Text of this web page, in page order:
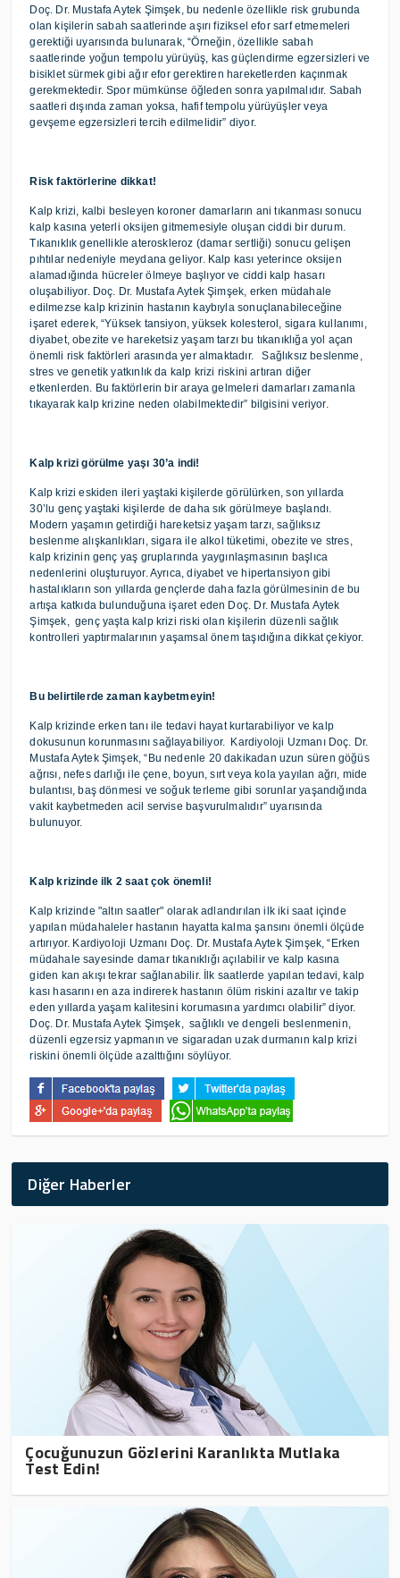
Doç. Dr. Mustafa Aytek Şimşek, bu nedenle özellikle risk grubunda
olan kişilerin sabah saatlerinde aşırı fiziksel efor sarf etmemeleri
gerektiği uyarısında bulunarak, “Örneğin, özellikle sabah
saatlerinde yoğun tempolu yürüyüş, kas güçlendirme egzersizleri ve
bisiklet sürmek gibi ağır efor gerektiren hareketlerden kaçınmak
gerekmektedir. Spor mümkünse öğleden sonra yapılmalıdır. Sabah
saatleri dışında zaman yoksa, hafif tempolu yürüyüşler veya
gevşeme egzersizleri tercih edilmelidir” diyor.
Risk faktörlerine dikkat!
Kalp krizi, kalbi besleyen koroner damarların ani tıkanması sonucu
kalp kasına yeterli oksijen gitmemesiyle oluşan ciddi bir durum.
Tıkanıklık genellikle ateroskleroz (damar sertliği) sonucu gelişen
pıhtılar nedeniyle meydana geliyor. Kalp kası yeterince oksijen
alamadığında hücreler ölmeye başlıyor ve ciddi kalp hasarı
oluşabiliyor. Doç. Dr. Mustafa Aytek Şimşek, erken müdahale
edilmezse kalp krizinin hastanın kaybıyla sonuçlanabileceğine
işaret ederek, “Yüksek tansiyon, yüksek kolesterol, sigara kullanımı,
diyabet, obezite ve hareketsiz yaşam tarzı bu tıkanıklığa yol açan
önemli risk faktörleri arasında yer almaktadır. Sağlıksız beslenme,
stres ve genetik yatkınlık da kalp krizi riskini artıran diğer
etkenlerden. Bu faktörlerin bir araya gelmeleri damarları zamanla
tıkayarak kalp krizine neden olabilmektedir” bilgisini veriyor.
Kalp krizi görülme yaşı 30’a indi!
Kalp krizi eskiden ileri yaştaki kişilerde görülürken, son yıllarda
30’lu genç yaştaki kişilerde de daha sık görülmeye başlandı.
Modern yaşamın getirdiği hareketsiz yaşam tarzı, sağlıksız
beslenme alışkanlıkları, sigara ile alkol tüketimi, obezite ve stres,
kalp krizinin genç yaş gruplarında yaygınlaşmasının başlıca
nedenlerini oluşturuyor. Ayrıca, diyabet ve hipertansiyon gibi
hastalıkların son yıllarda gençlerde daha fazla görülmesinin de bu
artışa katkıda bulunduğuna işaret eden Doç. Dr. Mustafa Aytek
Şimşek, genç yaşta kalp krizi riski olan kişilerin düzenli sağlık
kontrolleri yaptırmalarının yaşamsal önem taşıdığına dikkat çekiyor.
Bu belirtilerde zaman kaybetmeyin!
Kalp krizinde erken tanı ile tedavi hayat kurtarabiliyor ve kalp
dokusunun korunmasını sağlayabiliyor. Kardiyoloji Uzmanı Doç. Dr.
Mustafa Aytek Şimşek, “Bu nedenle 20 dakikadan uzun süren göğüs
ağrısı, nefes darlığı ile çene, boyun, sırt veya kola yayılan ağrı, mide
bulantısı, baş dönmesi ve soğuk terleme gibi sorunlar yaşandığında
vakit kaybetmeden acil servise başvurulmalıdır” uyarısında
bulunuyor.
Kalp krizinde ilk 2 saat çok önemli!
Kalp krizinde "altın saatler" olarak adlandırılan ilk iki saat içinde
yapılan müdahaleler hastanın hayatta kalma şansını önemli ölçüde
artırıyor. Kardiyoloji Uzmanı Doç. Dr. Mustafa Aytek Şimşek, “Erken
müdahale sayesinde damar tıkanıklığı açılabilir ve kalp kasına
giden kan akışı tekrar sağlanabilir. İlk saatlerde yapılan tedavi, kalp
kası hasarını en aza indirerek hastanın ölüm riskini azaltır ve takip
eden yıllarda yaşam kalitesini korumasına yardımcı olabilir” diyor.
Doç. Dr. Mustafa Aytek Şimşek, sağlıklı ve dengeli beslenmenin,
düzenli egzersiz yapmanın ve sigaradan uzak durmanın kalp krizi
riskini önemli ölçüde azalttığını söylüyor.
Diğer Haberler
Çocuğunuzun Gözlerini Karanlıkta Mutlaka
Test Edin!